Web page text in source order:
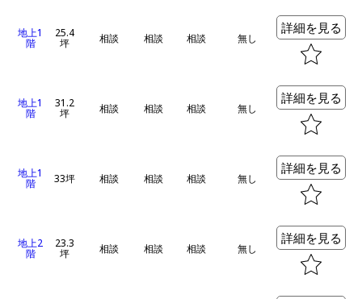
地上1
階
25.4
坪 相談 相談 相談 無し
詳細を見る
地上1
階
31.2
坪 相談 相談 相談 無し
詳細を見る
地上1
階 33坪 相談 相談 相談 無し
詳細を見る
地上2
階
23.3
坪 相談 相談 相談 無し
詳細を見る